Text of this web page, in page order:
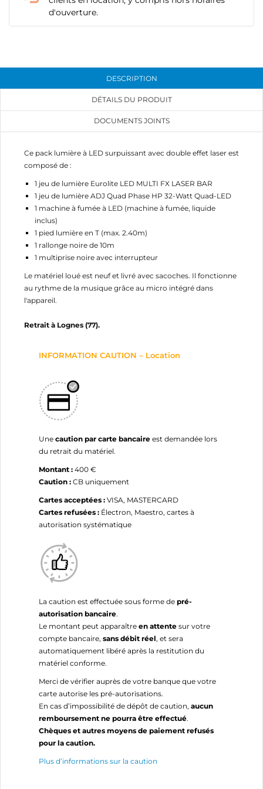
d'ouverture.
DESCRIPTION
DÉTAILS DU PRODUIT
DOCUMENTS JOINTS
Ce pack lumière à LED surpuissant avec double effet laser est
composé de :
1 jeu de lumière Eurolite LED MULTI FX LASER BAR
1 jeu de lumière ADJ Quad Phase HP 32-Watt Quad-LED
1 machine à fumée à LED (machine à fumée, liquide
inclus)
1 pied lumière en T (max. 2.40m)
1 rallonge noire de 10m
1 multiprise noire avec interrupteur
Le matériel loué est neuf et livré avec sacoches. Il fonctionne
au rythme de la musique grâce au micro intégré dans
l'appareil.
Retrait à Lognes (77).
INFORMATION CAUTION – Location
Une caution par carte bancaire est demandée lors
du retrait du matériel.
Montant : 400 €
Caution : CB uniquement
Cartes acceptées : VISA, MASTERCARD
Cartes refusées : Électron, Maestro, cartes à
autorisation systématique
La caution est effectuée sous forme de pré-
autorisation bancaire.
Le montant peut apparaître en attente sur votre
compte bancaire, sans débit réel, et sera
automatiquement libéré après la restitution du
matériel conforme.
Merci de vérifier auprès de votre banque que votre
carte autorise les pré-autorisations.
En cas d’impossibilité de dépôt de caution, aucun
remboursement ne pourra être effectué.
Chèques et autres moyens de paiement refusés
pour la caution.
Plus d’informations sur la caution
add_circle_outlineCréer une nouvelle liste
Créer une liste d'envies
CONNEXION
Annuler Connexion